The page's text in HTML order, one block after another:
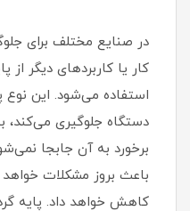
در صنایع مختلف برای
کار یا کاربردهای دیگر از
استفاده می‌شود. این
دستگاه جلوگیری می‌کند،
برخورد به آن جابجا
باعث بروز مشکلات
کاهش خواهد داد. پایه